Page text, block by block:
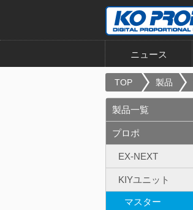
ニュース
TOP 製品
製品一覧
プロポ
EX-NEXT
KIYユニット
マスター